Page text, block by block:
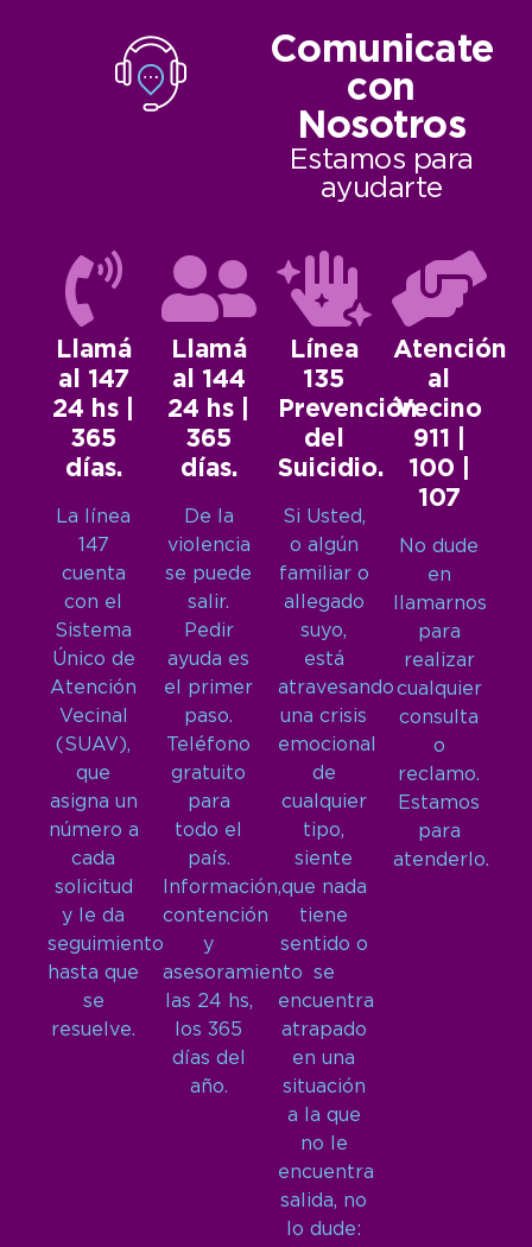
Comunicate
con
Nosotros
Estamos para
ayudarte
Llamá
al 147
24 hs |
365
días.
La línea
147
cuenta
con el
Sistema
Único de
Atención
Vecinal
(SUAV),
que
asigna un
número a
cada
solicitud
y le da
seguimiento
hasta que
se
resuelve.
Llamá
al 144
24 hs |
365
días.
De la
violencia
se puede
salir.
Pedir
ayuda es
el primer
paso.
Teléfono
gratuito
para
todo el
país.
Información,
contención
y
asesoramiento
las 24 hs,
los 365
días del
año.
Línea
135
Prevención
del
Suicidio.
Si Usted,
o algún
familiar o
allegado
suyo,
está
atravesando
una crisis
emocional
de
cualquier
tipo,
siente
que nada
tiene
sentido o
se
encuentra
atrapado
en una
situación
a la que
no le
encuentra
salida, no
lo dude:
Atención
al
Vecino
911 |
100 |
107
No dude
en
llamarnos
para
realizar
cualquier
consulta
o
reclamo.
Estamos
para
atenderlo.